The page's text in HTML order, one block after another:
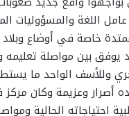
اللغة والمسؤوليات
خاصة في أوضاع
بين مواصلة تعليمه
وللأسف الواحد ما
أصرار وعزيمة وكان
احتياجاته الحالية